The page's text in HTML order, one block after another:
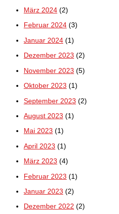
März 2024 (2)
Februar 2024 (3)
Januar 2024 (1)
Dezember 2023 (2)
November 2023 (5)
Oktober 2023 (1)
September 2023 (2)
August 2023 (1)
Mai 2023 (1)
April 2023 (1)
März 2023 (4)
Februar 2023 (1)
Januar 2023 (2)
Dezember 2022 (2)